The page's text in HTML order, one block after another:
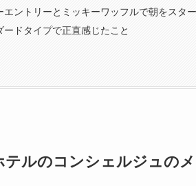
エントリーとミッキーワッフルで朝をスタ
ードタイプで正直感じたこと
ルのコンシェルジュの